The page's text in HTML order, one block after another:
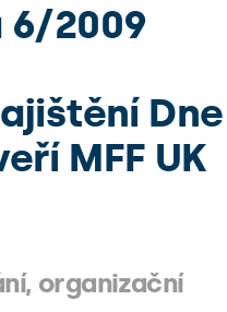
6/2009
Dne
MFF UK
organizační